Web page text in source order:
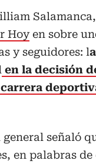
Hoyen sobre
y seguidores: l
en la decisión
general señaló
en palabras